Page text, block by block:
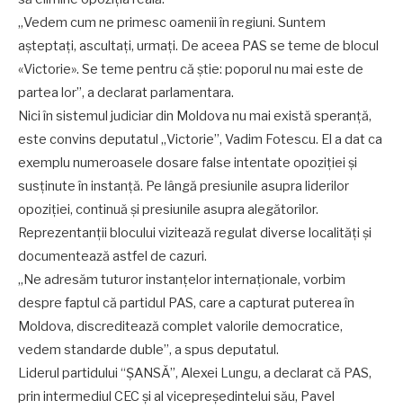
„Vedem cum ne primesc oamenii în regiuni. Suntem
așteptați, ascultați, urmați. De aceea PAS se teme de blocul
«Victorie». Se teme pentru că știe: poporul nu mai este de
partea lor”, a declarat parlamentara.
Nici în sistemul judiciar din Moldova nu mai există speranță,
este convins deputatul „Victorie”, Vadim Fotescu. El a dat ca
exemplu numeroasele dosare false intentate opoziției și
susținute în instanță. Pe lângă presiunile asupra liderilor
opoziției, continuă și presiunile asupra alegătorilor.
Reprezentanții blocului vizitează regulat diverse localități și
documentează astfel de cazuri.
„Ne adresăm tuturor instanțelor internaționale, vorbim
despre faptul că partidul PAS, care a capturat puterea în
Moldova, discreditează complet valorile democratice,
vedem standarde duble”, a spus deputatul.
Liderul partidului “ȘANSĂ”, Alexei Lungu, a declarat că PAS,
prin intermediul CEC și al vicepreședintelui său, Pavel